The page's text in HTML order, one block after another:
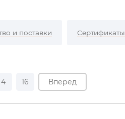
и поставки Сертификаты
4 16 Вперед